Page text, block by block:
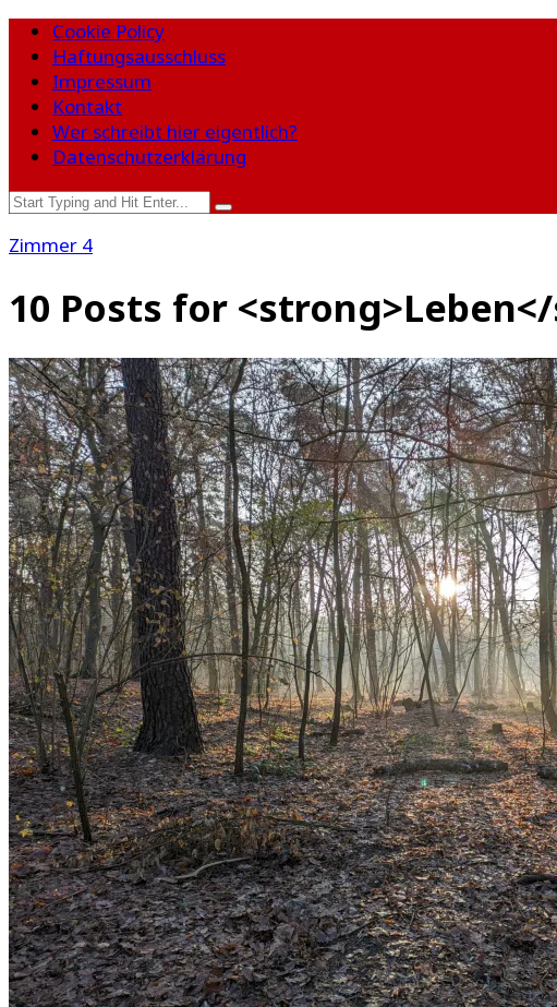
Cookie Policy
Haftungsausschluss
Impressum
Kontakt
Wer schreibt hier eigentlich?
Datenschutzerklärung
Zimmer 4
10 Posts for